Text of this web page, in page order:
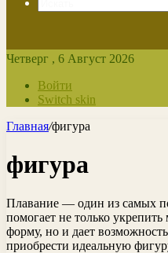
Четверг , 6 Август 2026
Войти
Switch skin
Главная/фигура
фигура
Плавание — один из самых
помогает не только
форму, но и дает
приобрести идеальную